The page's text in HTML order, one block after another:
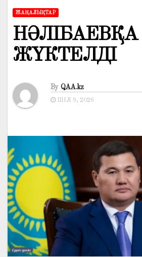
ЖАҢАЛЫҚТАР
НӘЛІБАЕВҚА
ЖҮКТЕЛДІ
By QAA.kz
ШІЛ 9, 2026